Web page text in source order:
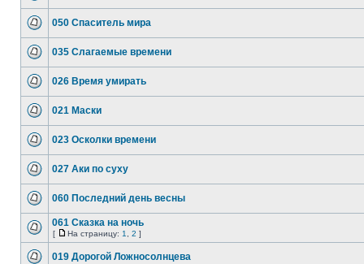
050 Спаситель мира
035 Слагаемые времени
026 Время умирать
021 Маски
023 Осколки времени
027 Аки по суху
060 Последний день весны
061 Сказка на ночь
[ На страницу: 1 2 ]
019 Дорогой Ложносолнцева